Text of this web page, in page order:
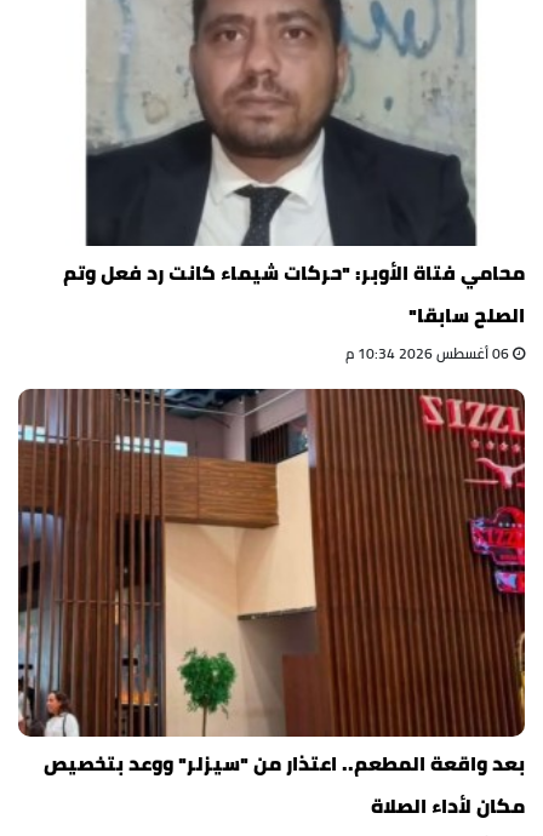
محامي فتاة الأوبر: "حركات شيماء كانت رد فعل وتم
الصلح سابقا"
بعد واقعة المطعم.. اعتذار من "سيزلر" ووعد بتخصيص
مكان لأداء الصلاة